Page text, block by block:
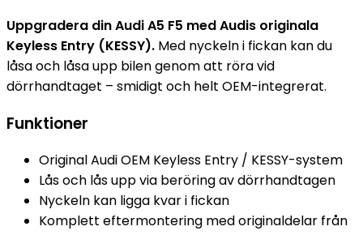
Uppgradera din Audi A5 F5 med Audis originala
Keyless Entry (KESSY). Med nyckeln i fickan kan du
låsa och låsa upp bilen genom att röra vid
dörrhandtaget – smidigt och helt OEM-integrerat.
Funktioner
Original Audi OEM Keyless Entry / KESSY-system
Lås och lås upp via beröring av dörrhandtagen
Nyckeln kan ligga kvar i fickan
Komplett eftermontering med originaldelar från